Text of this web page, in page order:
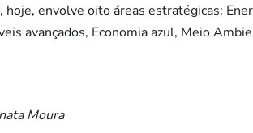
hoje, envolve oito áreas estratégicas:
avançados, Economia azul, Meio
Moura